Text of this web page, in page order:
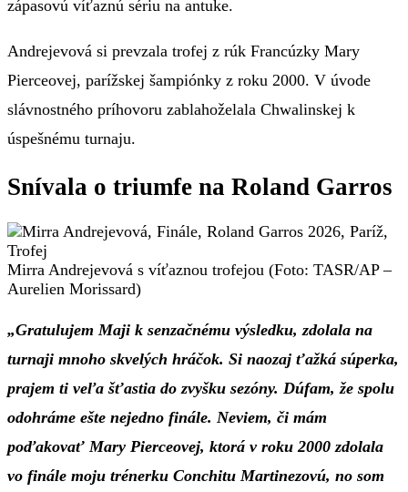
zápasovú víťaznú sériu na antuke.
Andrejevová si prevzala trofej z rúk Francúzky Mary
Pierceovej, parížskej šampiónky z roku 2000. V úvode
slávnostného príhovoru zablahoželala Chwalinskej k
úspešnému turnaju.
Snívala o triumfe na Roland Garros
Mirra Andrejevová s víťaznou trofejou (Foto: TASR/AP –
Aurelien Morissard)
„Gratulujem Maji k senzačnému výsledku, zdolala na
turnaji mnoho skvelých hráčok. Si naozaj ťažká súperka,
prajem ti veľa šťastia do zvyšku sezóny. Dúfam, že spolu
odohráme ešte nejedno finále. Neviem, či mám
poďakovať Mary Pierceovej, ktorá v roku 2000 zdolala
vo finále moju trénerku Conchitu Martinezovú, no som